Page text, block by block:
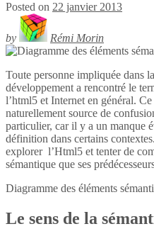
Posted on 22 janvier 2013
by Rémi Morin
Toute personne impliquée dans
développement a rencontré le
l’html5 et Internet en général.
naturellement source de
particulier, car il y a un manque
définition dans certains
explorer l’Html5 et tenter de
sémantique que ses
Diagramme des éléments
Le sens de la